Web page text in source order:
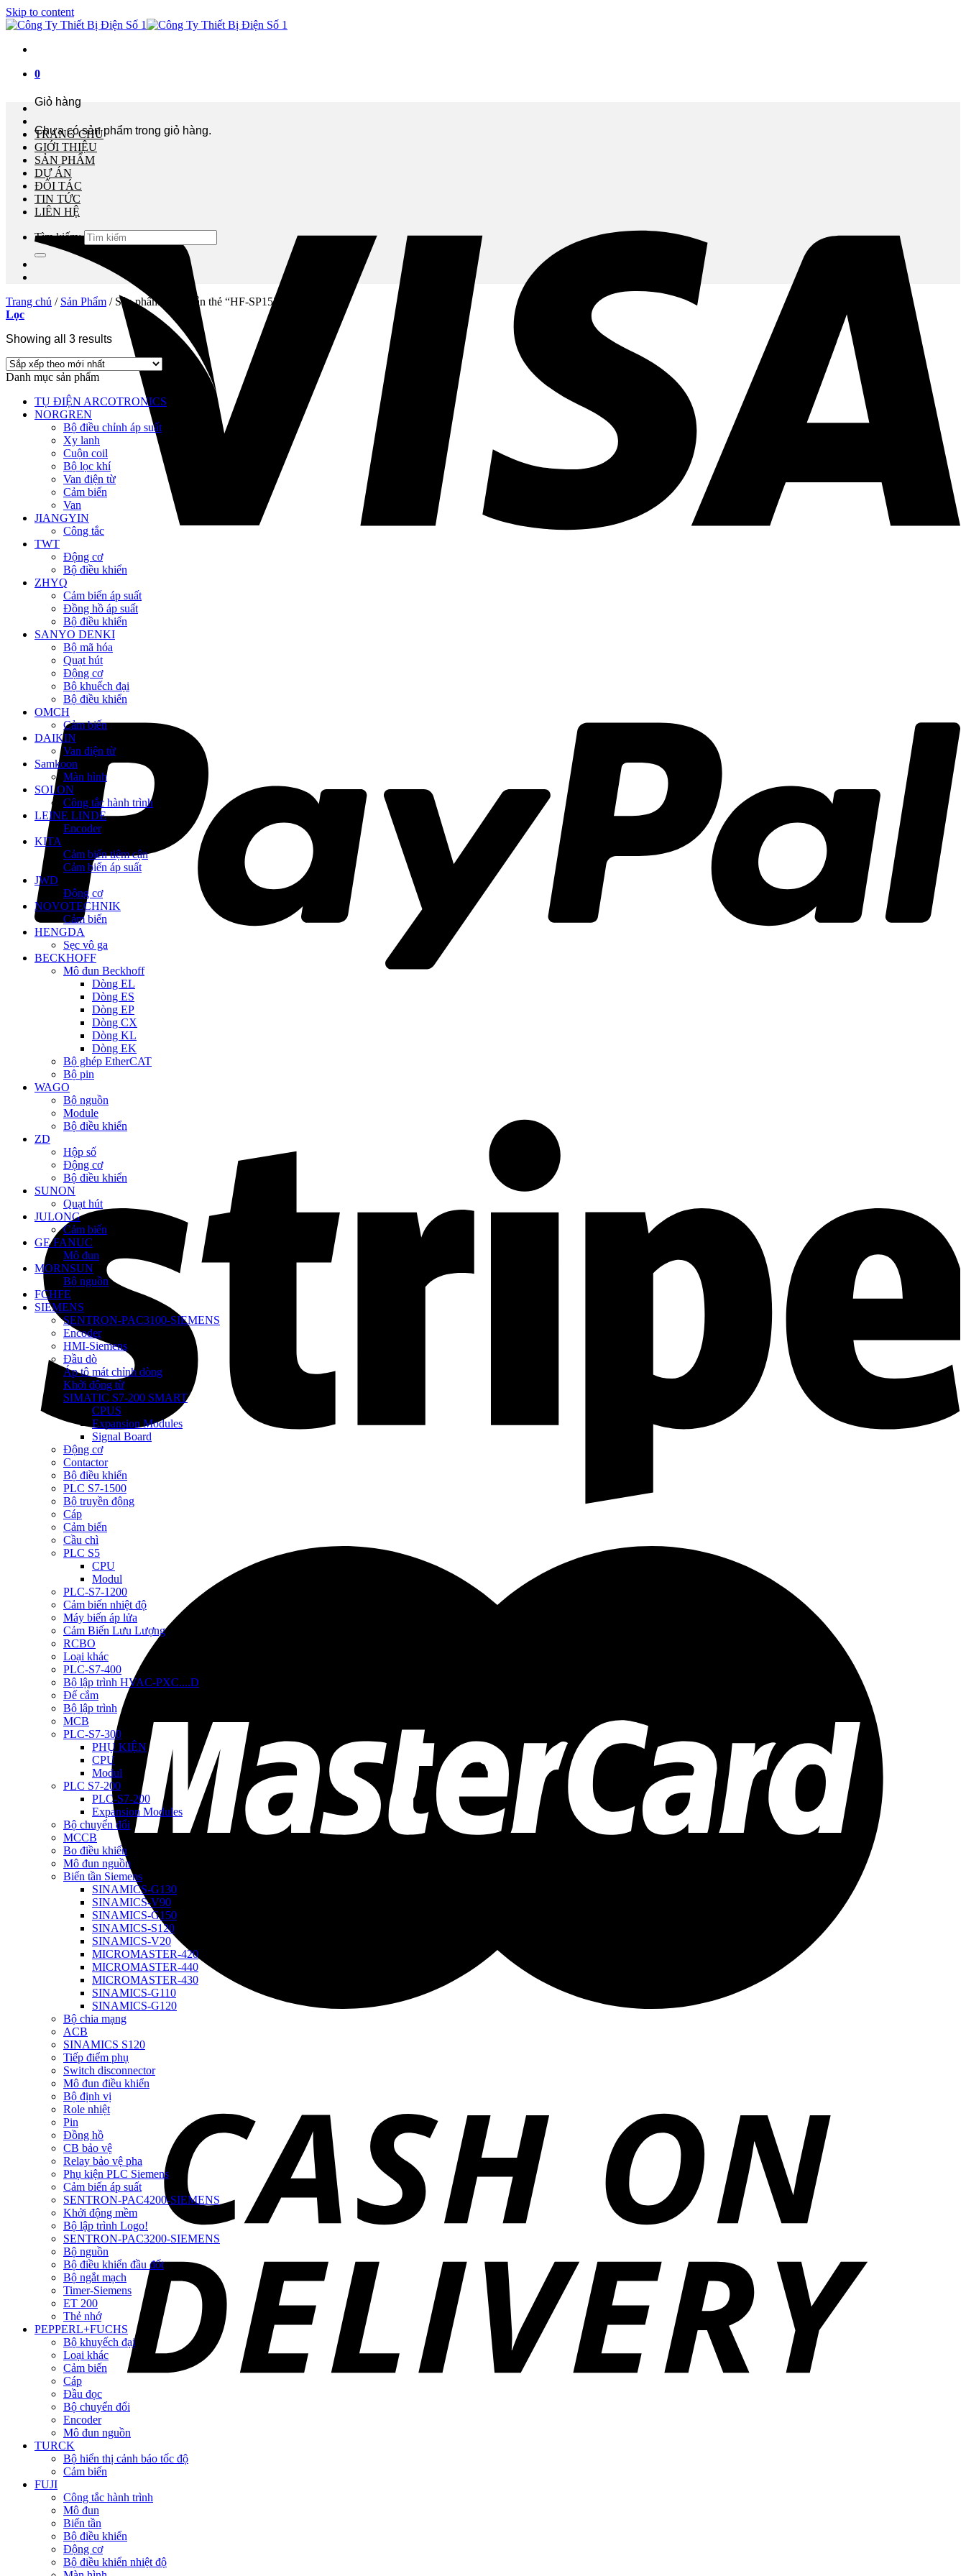
Skip to content
0
Giỏ hàng
Chưa có sản phẩm trong giỏ hàng.
TRANG CHỦ
GIỚI THIỆU
SẢN PHẨM
DỰ ÁN
ĐỐI TÁC
TIN TỨC
LIÊN HỆ
Tìm kiếm:
Trang chủ / Sản Phẩm /Sản phẩm được gắn thẻ “HF-SP1524B”
Lọc
Showing all 3 results
Danh mục sản phẩm
TỤ ĐIỆN ARCOTRONICS
NORGREN
Bộ điều chỉnh áp suất
Xy lanh
Cuộn coil
Bộ lọc khí
Van điện từ
Cảm biến
Van
JIANGYIN
Công tắc
TWT
Động cơ
Bộ điều khiển
ZHYQ
Cảm biến áp suất
Đồng hồ áp suất
Bộ điều khiển
SANYO DENKI
Bộ mã hóa
Quạt hút
Động cơ
Bộ khuếch đại
Bộ điều khiển
OMCH
Cảm biến
DAIKIN
Van điện từ
Samkoon
Màn hình
SOLON
Công tắc hành trình
LEINE LINDE
Encoder
KITA
Cảm biến tiệm cận
Cảm biến áp suất
JWD
Động cơ
NOVOTECHNIK
Cảm biến
HENGDA
Sẹc vô ga
BECKHOFF
Mô đun Beckhoff
Dòng EL
Dòng ES
Dòng EP
Dòng CX
Dòng KL
Dòng EK
Bộ ghép EtherCAT
Bộ pin
WAGO
Bộ nguồn
Module
Bộ điều khiển
ZD
Hộp số
Động cơ
Bộ điều khiển
SUNON
Quạt hút
JULONG
Cảm biến
GE FANUC
Mô đun
MORNSUN
Bộ nguồn
FCHFE
SIEMENS
SENTRON-PAC3100-SIEMENS
Encoder
HMI-Siemens
Đầu dò
Áp tô mát chỉnh dòng
Khởi động từ
SIMATIC S7-200 SMART
CPUS
Expansion Modules
Signal Board
Động cơ
Contactor
Bộ điều khiển
PLC S7-1500
Bộ truyền động
Cáp
Cảm biến
Cầu chì
PLC S5
CPU
Modul
PLC-S7-1200
Cảm biến nhiệt độ
Máy biến áp lửa
Cảm Biến Lưu Lượng
RCBO
Loại khác
PLC-S7-400
Bộ lập trình HVAC-PXC....D
Đế cắm
Bộ lập trình
MCB
PLC-S7-300
PHỤ KIỆN
CPU
Modul
PLC S7-200
PLC-S7-200
Expansion Modules
Bộ chuyển đổi
MCCB
Bo điều khiển
Mô đun nguồn
Biến tần Siemens
SINAMICS-G130
SINAMICS-V90
SINAMICS-G150
SINAMICS-S120
SINAMICS-V20
MICROMASTER-420
MICROMASTER-440
MICROMASTER-430
SINAMICS-G110
SINAMICS-G120
Bộ chia mạng
ACB
SINAMICS S120
Tiếp điểm phụ
Switch disconnector
Mô đun điều khiển
Bộ định vị
Role nhiệt
Pin
Đồng hồ
CB bảo vệ
Relay bảo vệ pha
Phụ kiện PLC Siemens
Cảm biến áp suất
SENTRON-PAC4200-SIEMENS
Khởi động mềm
Bộ lập trình Logo!
SENTRON-PAC3200-SIEMENS
Bộ nguồn
Bộ điều khiển đầu đốt
Bộ ngắt mạch
Timer-Siemens
ET 200
Thẻ nhớ
PEPPERL+FUCHS
Bộ khuyếch đại
Loại khác
Cảm biến
Cáp
Đầu đọc
Bộ chuyển đổi
Encoder
Mô đun nguồn
TURCK
Bộ hiển thị cảnh báo tốc độ
Cảm biến
FUJI
Công tắc hành trình
Mô đun
Biến tần
Bộ điều khiển
Động cơ
Bộ điều khiển nhiệt độ